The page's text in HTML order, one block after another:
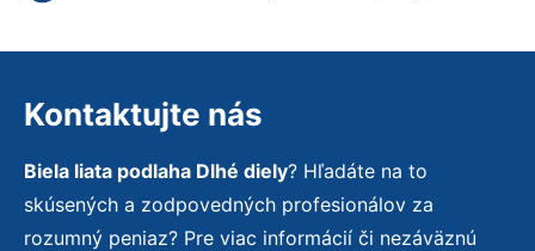
Kontaktujte nás
Biela liata podlaha Dlhé diely? Hľadáte na to
skúsených a zodpovedných profesionálov za
rozumný peniaz? Pre viac informácií či nezáväznú